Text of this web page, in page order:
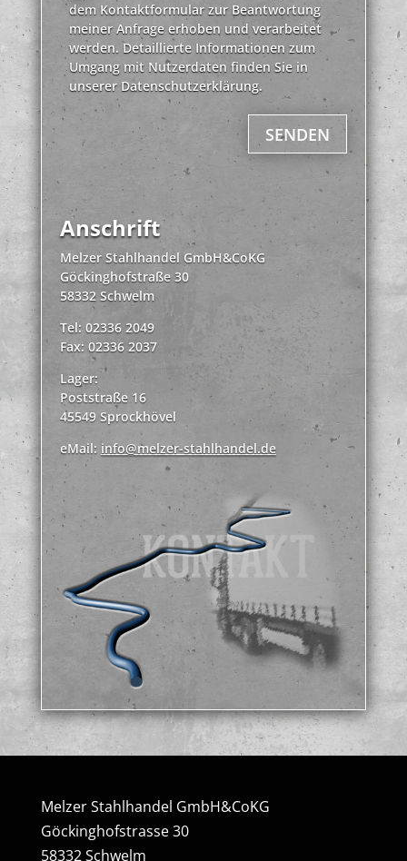
dem Kontaktformular zur Beantwortung
meiner Anfrage erhoben und verarbeitet
werden. Detaillierte Informationen zum
Umgang mit Nutzerdaten finden Sie in
unserer Datenschutzerklärung.
SENDEN
Anschrift
Melzer Stahlhandel GmbH&CoKG
Göckinghofstraße 30
58332 Schwelm
Tel: 02336 2049
Fax: 02336 2037
Lager:
Poststraße 16
45549 Sprockhövel
eMail: info@melzer-stahlhandel.de
Melzer Stahlhandel GmbH&CoKG
Göckinghofstrasse 30
58332 Schwelm